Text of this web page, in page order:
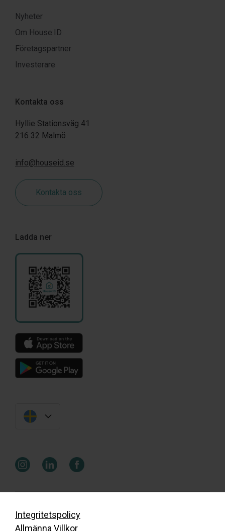
Nyheter
Om House:ID
Företagspartner
Investerare
Kontakta oss
Hyllie Stationsväg 41
216 32 Malmö
info@houseid.se
Kontakta oss
Ladda ner
Integritetspolicy
Allmänna Villkor